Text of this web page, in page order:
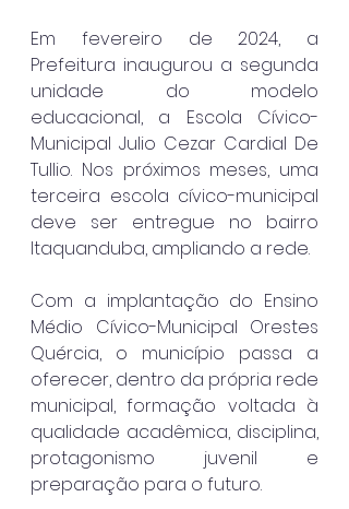
Em fevereiro de 2024, a
Prefeitura inaugurou a segunda
unidade do modelo
educacional, a Escola Cívico-
Municipal Julio Cezar Cardial De
Tullio. Nos próximos meses, uma
terceira escola cívico-municipal
deve ser entregue no bairro
Itaquanduba, ampliando a rede.
Com a implantação do Ensino
Médio Cívico-Municipal Orestes
Quércia, o município passa a
oferecer, dentro da própria rede
municipal, formação voltada à
qualidade acadêmica, disciplina,
protagonismo juvenil e
preparação para o futuro.